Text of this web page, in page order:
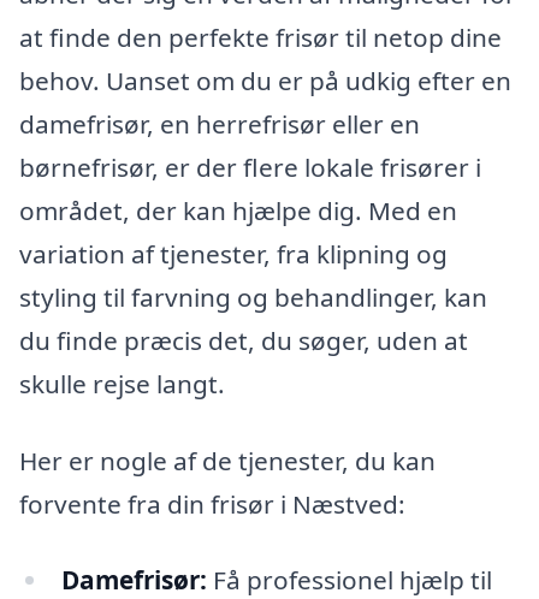
at finde den perfekte frisør til netop dine
behov. Uanset om du er på udkig efter en
damefrisør, en herrefrisør eller en
børnefrisør, er der flere lokale frisører i
området, der kan hjælpe dig. Med en
variation af tjenester, fra klipning og
styling til farvning og behandlinger, kan
du finde præcis det, du søger, uden at
skulle rejse langt.
Her er nogle af de tjenester, du kan
forvente fra din frisør i Næstved:
Damefrisør: Få professionel hjælp til